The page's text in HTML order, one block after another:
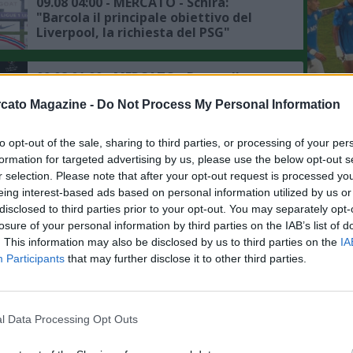
Magazine - Do Not Process My Personal Information
opt-out of the sale, sharing to third parties, or processing of your
for targeted advertising by us, please use the below opt-out
selection. Please note that after your opt-out request is processed
interest-based ads based on personal information utilized by us
to third parties prior to your opt-out. You may separately
of your personal information by third parties on the IAB’s list of
This information may also be disclosed by us to third parties on the
Participants that may further disclose it to other third parties.
Data Processing Opt Outs
"Barcola il principale obiettivo del
Liverpool, la richiesta del PSG"
09.08 01:00 - MERCATO - Bergvall
centrocampo non è un priorità per i
09.08 00:25 - MERCATO - Moretto:
"Fenerbahce, trattativa serrata col
Napoli per Lukaku, si può chiudere a
7-8 milioni di euro"
09.08 00:18 - MERCATO - Romano:
"Fenerbahce, accordo con Lukaku,
adesso si entra nel vivo nella
"West Ham, accordo raggiunto per